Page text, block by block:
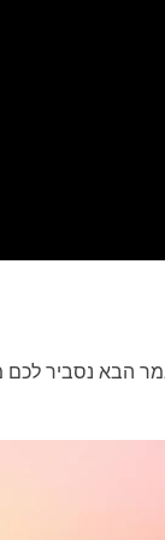
הבא נסביר לכם